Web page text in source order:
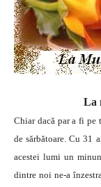
La
Chiar dacă par a fi pe
de sărbătoare. Cu 31
acestei lumi un
dintre noi ne-a